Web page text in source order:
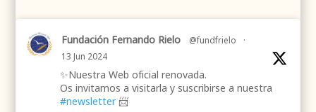
Fundación Fernando Rielo @fundfrielo
·
13 Jun 2024
✨Nuestra Web oficial renovada.
Os invitamos a visitarla y suscribirse a nuestra
#newsletter📨